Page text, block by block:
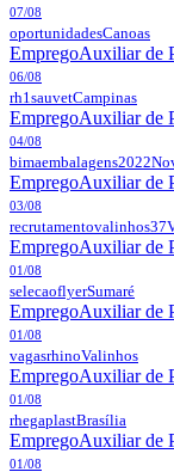
07/08
oportunidadesCanoas
EmpregoAuxiliar de
06/08
rh1sauvetCampinas
EmpregoAuxiliar de
04/08
bimaembalagens2022
EmpregoAuxiliar de
03/08
recrutamentovalinhos37
EmpregoAuxiliar de
01/08
selecaoflyerSumaré
EmpregoAuxiliar de
01/08
vagasrhinoValinhos
EmpregoAuxiliar de
01/08
rhegaplastBrasília
EmpregoAuxiliar de
01/08